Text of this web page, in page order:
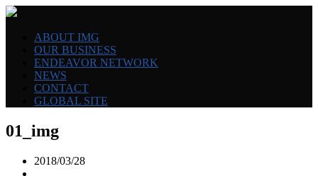
ABOUT IMG
OUR BUSINESS
ENDEAVOR NETWORK
NEWS
CONTACT
GLOBAL SITE
01_img
2018/03/28